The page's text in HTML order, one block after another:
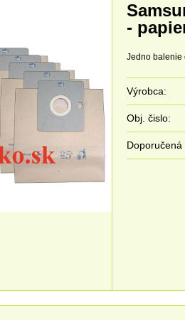
-
Jedno balenie
Výrobca:
Obj. čislo:
Doporučená